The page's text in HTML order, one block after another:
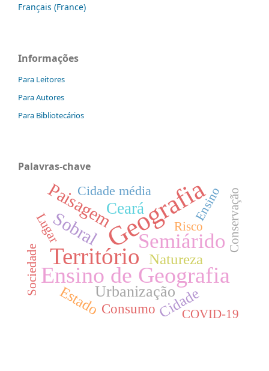
Français (France)
Informações
Para Leitores
Para Autores
Para Bibliotecários
Palavras-chave
Geografia
Território
Ensino de Geografia
Semiárido
Sobral
PaisagemCeará
UrbanizaçãoCidade
Natureza
EstadoConsumo
Lugar
Cidade média
Risco
Sociedade
Conservação
Ensino
COVID-19